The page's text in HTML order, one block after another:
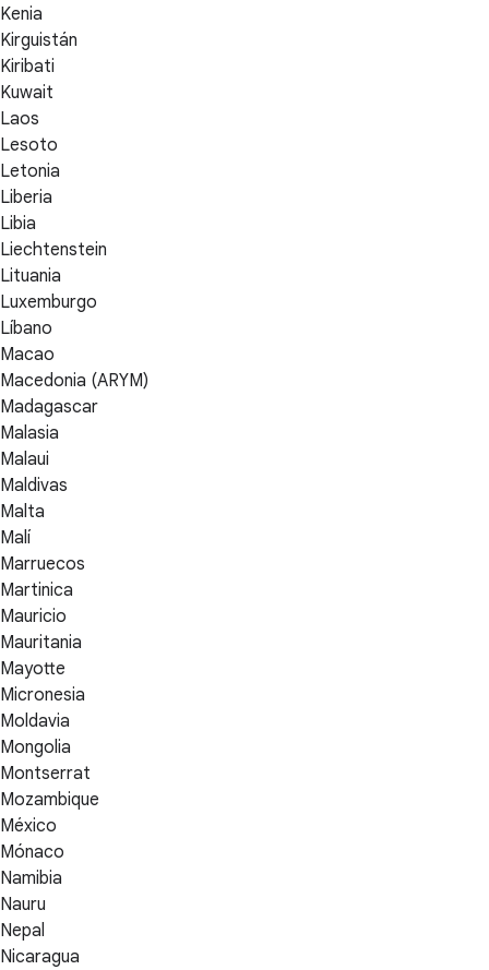
Kenia
Kirguistán
Kiribati
Kuwait
Laos
Lesoto
Letonia
Liberia
Libia
Liechtenstein
Lituania
Luxemburgo
Líbano
Macao
Macedonia (ARYM)
Madagascar
Malasia
Malaui
Maldivas
Malta
Malí
Marruecos
Martinica
Mauricio
Mauritania
Mayotte
Micronesia
Moldavia
Mongolia
Montserrat
Mozambique
México
Mónaco
Namibia
Nauru
Nepal
Nicaragua